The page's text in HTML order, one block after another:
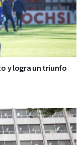
y logra un triunfo